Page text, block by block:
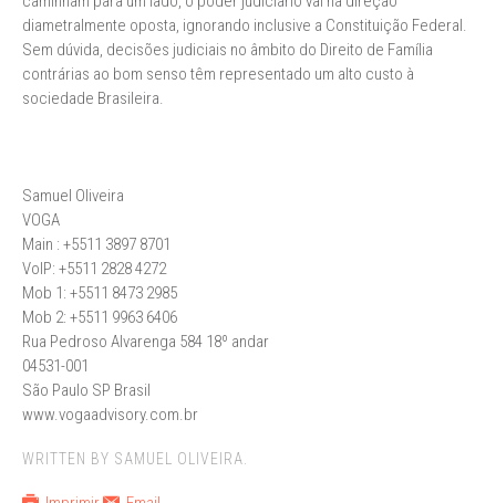
diametralmente oposta, ignorando inclusive a Constituição Federal.
Sem dúvida, decisões judiciais no âmbito do Direito de Família
contrárias ao bom senso têm representado um alto custo à
sociedade Brasileira.
Samuel Oliveira
VOGA
Main : +5511 3897 8701
VoIP: +5511 2828 4272
Mob 1: +5511 8473 2985
Mob 2: +5511 9963 6406
Rua Pedroso Alvarenga 584 18º andar
04531-001
São Paulo SP Brasil
www.vogaadvisory.com.br
WRITTEN BY SAMUEL OLIVEIRA.